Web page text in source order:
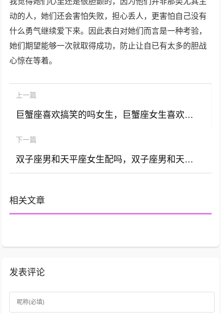
动的人，她们还会害怕失败，担心丢人，更害怕自己没有
什么勇气继续爱下来。因此表白对她们而言是一种考验，
她们期望能够一次就取得成功，防止让自已有太多的胆战
心惊在等着。
上一篇
巨蟹座喜欢搞笑的吗女生，巨蟹座女生喜欢的礼物
下一篇
双子座男和天平座女生配吗，双子座男和天平座女生配吗婚姻
相关文章
发表评论